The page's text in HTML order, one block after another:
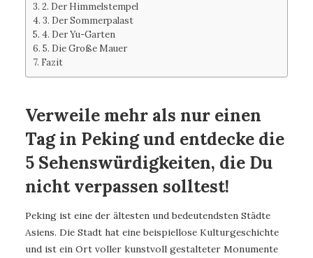
2. Der Himmelstempel
3. Der Sommerpalast
4. Der Yu-Garten
5. Die Große Mauer
Fazit
Verweile mehr als nur einen
Tag in Peking und entdecke die
5 Sehenswürdigkeiten, die Du
nicht verpassen solltest!
Peking ist eine der ältesten und bedeutendsten Städte
Asiens. Die Stadt hat eine beispiellose Kulturgeschichte
und ist ein Ort voller kunstvoll gestalteter Monumente